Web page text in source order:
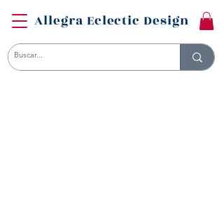
Allegra Eclectic Design